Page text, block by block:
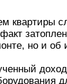
квартиры
но и об